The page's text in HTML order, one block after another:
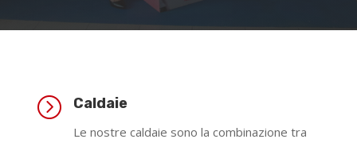
= Caldaie
Le nostre caldaie sono la combinazione tra